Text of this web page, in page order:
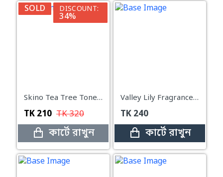
SOLD DISCOUNT:
34%
Skino Tea Tree Toner with Light AHA, BHA, PHA – 100ml
TK 210 TK320
কার্টে রাখুন
Valley Lily Fragrance Body Mist – 100ml
TK 240
কার্টে রাখুন